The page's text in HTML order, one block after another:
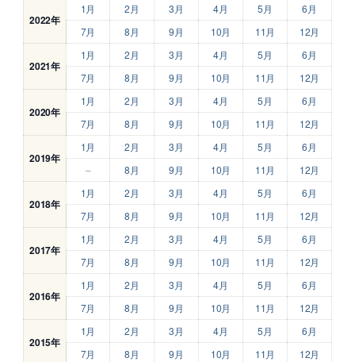
2022年
1月 2月 3月 4月 5月
6月
7月
8月 9月 10月 11月 12月
2021年
1月 2月 3月 4月 5月
6月
7月
8月 9月 10月 11月 12月
2020年
1月 2月 3月 4月 5月
6月
7月
8月 9月 10月 11月 12月
2019年
1月 2月 3月 4月 5月
6月
–
8月 9月 10月 11月 12月
2018年
1月 2月 3月 4月 5月
6月
7月
8月 9月 10月 11月 12月
2017年
1月 2月 3月 4月 5月
6月
7月
8月 9月 10月 11月 12月
2016年
1月 2月 3月 4月 5月
6月
7月
8月 9月 10月 11月 12月
2015年
1月 2月 3月 4月 5月
6月
7月
8月 9月 10月 11月 12月